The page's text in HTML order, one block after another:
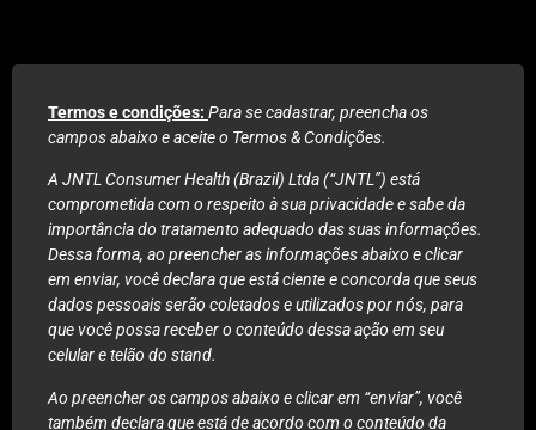
Termos e condições: Para se cadastrar, preencha os
campos abaixo e aceite o Termos & Condições.
A JNTL Consumer Health (Brazil) Ltda (“JNTL”) está
comprometida com o respeito à sua privacidade e sabe da
importância do tratamento adequado das suas informações.
Dessa forma, ao preencher as informações abaixo e clicar
em enviar, você declara que está ciente e concorda que seus
dados pessoais serão coletados e utilizados por nós, para
que você possa receber o conteúdo dessa ação em seu
celular e telão do stand.
Ao preencher os campos abaixo e clicar em “enviar”, você
também declara que está de acordo com o conteúdo da